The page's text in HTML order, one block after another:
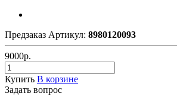
Предзаказ Артикул: 8980120093
9000р.
Купить В корзине
Задать вопрос